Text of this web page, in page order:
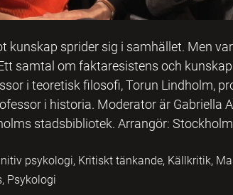
kunskap sprider sig i samhället. Men
samtal om faktaresistens och
i teoretisk filosofi, Torun Lindholm,
i historia. Moderator är Gabriella
stadsbibliotek. Arrangör:
psykologi, Kritiskt tänkande, Källkritik,
Psykologi